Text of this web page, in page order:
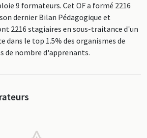
9 formateurs. Cet OF a formé 2216
dernier Bilan Pédagogique et
2216 stagiaires en sous-traitance d'un
dans le top 1.5% des organismes de
de nombre d'apprenants.